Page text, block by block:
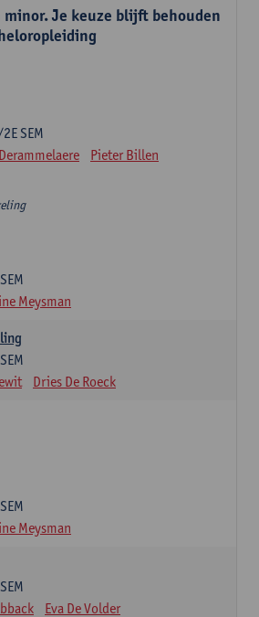
minor. Je keuze blijft behouden
SEM
Pieter Billen
Meysman
Dries De Roeck
Meysman
Eva De Volder